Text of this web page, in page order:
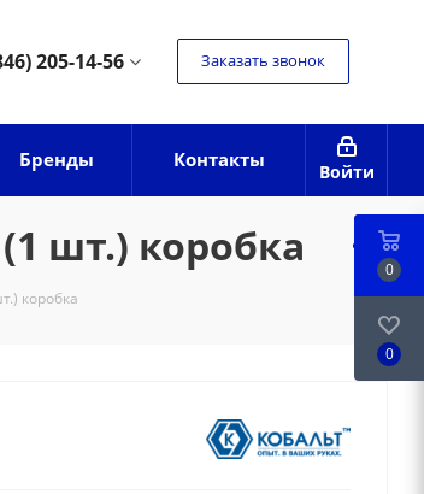
205-14-56 Заказать звонок
Войти
Бренды Контакты
шт.) коробка
коробка
0
0